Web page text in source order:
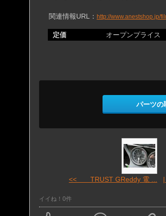
関連情報URL： http://www.anestshop.jp/
定価 オープンプライス
パーツの
<< TRUST GReddy 電 ...
イイね！0件